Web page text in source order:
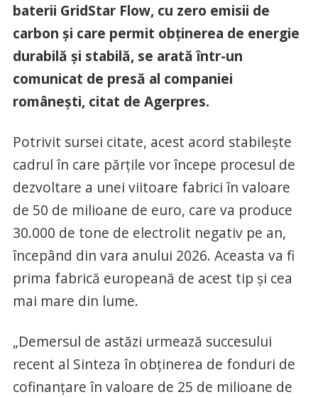
baterii GridStar Flow, cu zero emisii de
carbon şi care permit obţinerea de energie
durabilă şi stabilă, se arată într-un
comunicat de presă al companiei
româneşti, citat de Agerpres.
Potrivit sursei citate, acest acord stabileşte
cadrul în care părţile vor începe procesul de
dezvoltare a unei viitoare fabrici în valoare
de 50 de milioane de euro, care va produce
30.000 de tone de electrolit negativ pe an,
începând din vara anului 2026. Aceasta va fi
prima fabrică europeană de acest tip şi cea
mai mare din lume.
„Demersul de astăzi urmează succesului
recent al Sinteza în obţinerea de fonduri de
cofinanţare în valoare de 25 de milioane de